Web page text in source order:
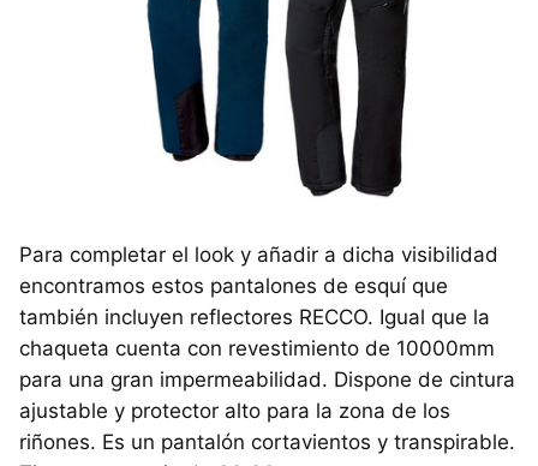
Para completar el look y añadir a dicha visibilidad
encontramos estos pantalones de esquí que
también incluyen reflectores RECCO. Igual que la
chaqueta cuenta con revestimiento de 10000mm
para una gran impermeabilidad. Dispone de cintura
ajustable y protector alto para la zona de los
riñones. Es un pantalón cortavientos y transpirable.